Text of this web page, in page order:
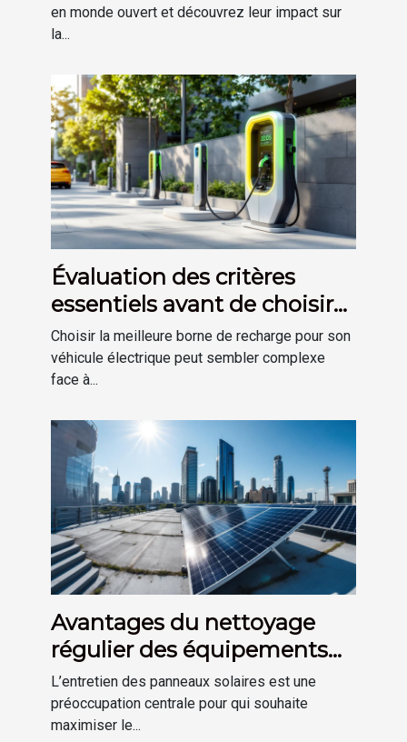
en monde ouvert et découvrez leur impact sur
la...
Évaluation des critères
essentiels avant de choisir
votre borne de recharge
Choisir la meilleure borne de recharge pour son
véhicule électrique peut sembler complexe
face à...
Avantages du nettoyage
régulier des équipements
photovoltaïques
L’entretien des panneaux solaires est une
préoccupation centrale pour qui souhaite
maximiser le...